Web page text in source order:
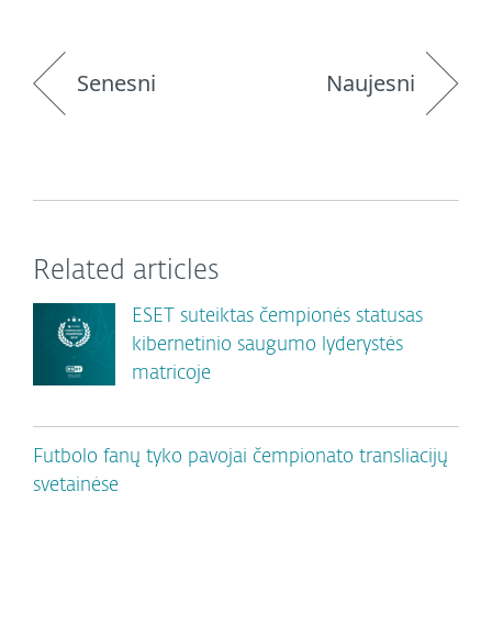
Senesni Naujesni
Related articles
ESET suteiktas čempionės statusas
kibernetinio saugumo lyderystės
matricoje
Futbolo fanų tyko pavojai čempionato transliacijų
svetainėse